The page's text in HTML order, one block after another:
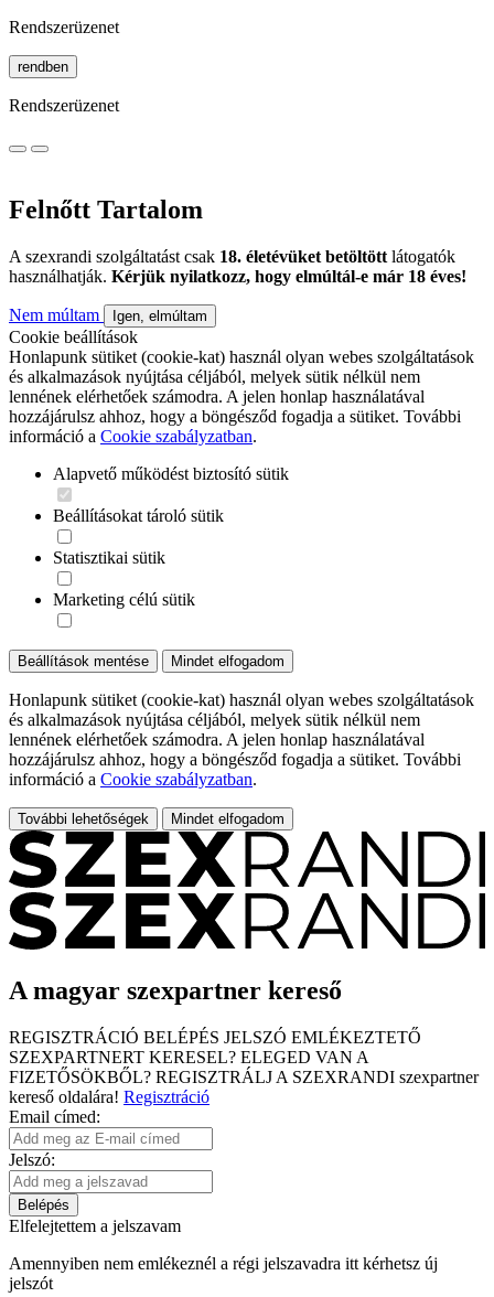
Rendszerüzenet
rendben
Rendszerüzenet
Felnőtt Tartalom
A szexrandi szolgáltatást csak 18. életévüket betöltött látogatók
használhatják. Kérjük nyilatkozz, hogy elmúltál-e már 18 éves!
Nem múltam Igen, elmúltam
Cookie beállítások
Honlapunk sütiket (cookie-kat) használ olyan webes szolgáltatások
és alkalmazások nyújtása céljából, melyek sütik nélkül nem
lennének elérhetőek számodra. A jelen honlap használatával
hozzájárulsz ahhoz, hogy a böngésződ fogadja a sütiket. További
információ a Cookie szabályzatban.
Alapvető működést biztosító sütik
Beállításokat tároló sütik
Statisztikai sütik
Marketing célú sütik
Beállítások mentése Mindet elfogadom
Honlapunk sütiket (cookie-kat) használ olyan webes szolgáltatások
és alkalmazások nyújtása céljából, melyek sütik nélkül nem
lennének elérhetőek számodra. A jelen honlap használatával
hozzájárulsz ahhoz, hogy a böngésződ fogadja a sütiket. További
információ a Cookie szabályzatban.
További lehetőségek Mindet elfogadom
A magyar szexpartner kereső
REGISZTRÁCIÓ BELÉPÉS JELSZÓ EMLÉKEZTETŐ
SZEXPARTNERT KERESEL? ELEGED VAN A
FIZETŐSÖKBŐL? REGISZTRÁLJ A SZEXRANDI szexpartner
kereső oldalára! Regisztráció
Email címed:
Jelszó:
Belépés
Elfelejtettem a jelszavam
Amennyiben nem emlékeznél a régi jelszavadra itt kérhetsz új
jelszót